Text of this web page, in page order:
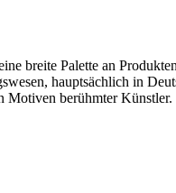
breite Palette an
hauptsächlich in
Motiven berühmter Künstler.